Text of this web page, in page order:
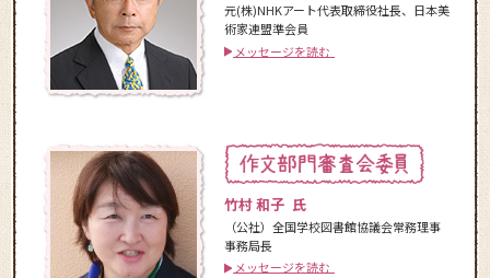
元(株)NHKアート代表取締役社長、日本美
術家連盟準会員
メッセージを読む
竹村 和子 氏
（公社）全国学校図書館協議会常務理事
事務局長
メッセージを読む